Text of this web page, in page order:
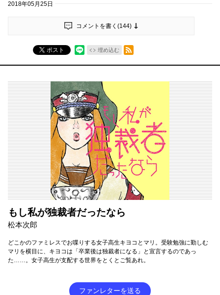
2018年05月25日
コメントを書く(144)
ポスト 埋め込む
RSSフィード
もし私が独裁者だったなら
松本次郎
どこかのファミレスでお喋りする女子高生キヨコとマリ。受験勉強に勤しむ
マリを横目に、キヨコは「卒業後は独裁者になる」と宣言するのであっ
た……。女子高生が支配する世界をとくとご覧あれ。
ファンレターを送る